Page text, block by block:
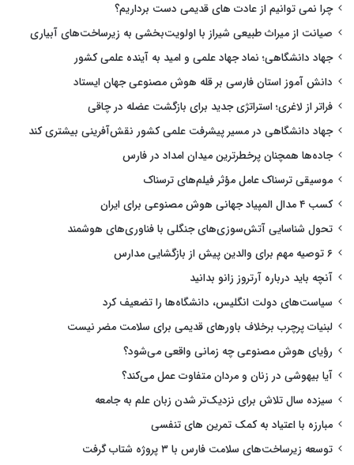
چرا نمی توانیم از عادت های قدیمی دست برداریم؟
صیانت از میراث طبیعی شیراز با اولویت‌بخشی به زیرساخت‌های آبیاری
جهاد دانشگاهی؛ نماد جهاد علمی و امید به آینده علمی کشور
دانش آموز استان فارسی بر قله هوش مصنوعی جهان ایستاد
فراتر از لاغری؛ استراتژی جدید برای بازگشت عضله در چاقی
جهاد دانشگاهی در مسیر پیشرفت علمی کشور نقش‌آفرینی بیشتری کند
جاده‌ها همچنان پرخطرترین میدان امداد در فارس
موسیقی ترسناک عامل مؤثر فیلم‌های ترسناک
کسب ۴ مدال المپیاد جهانی هوش مصنوعی برای ایران
تحول شناسایی آتش‌سوزی‌های جنگلی با فناوری‌های هوشمند
۶ توصیه مهم برای والدین پیش از بازگشایی مدارس
آنچه باید درباره آرتروز زانو بدانید
سیاست‌های دولت انگلیس، دانشگاه‌ها را تضعیف کرد
لبنیات پرچرب برخلاف باورهای قدیمی برای سلامت مضر نیست
رؤیای هوش مصنوعی چه زمانی واقعی می‌شود؟
آیا بیهوشی در زنان و مردان متفاوت عمل می‌کند؟
سیزده سال تلاش برای نزدیک‌تر شدن زبان علم به جامعه
مبارزه با اعتیاد به کمک تمرین های تنفسی
توسعه زیرساخت‌های سلامت فارس با ۳ پروژه شتاب گرفت